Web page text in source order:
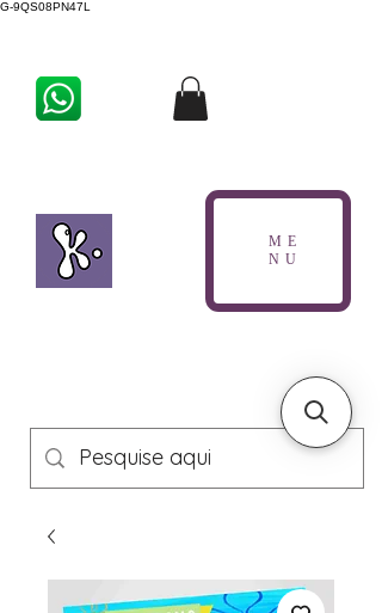
G-9QS08PN47L
ME
NU